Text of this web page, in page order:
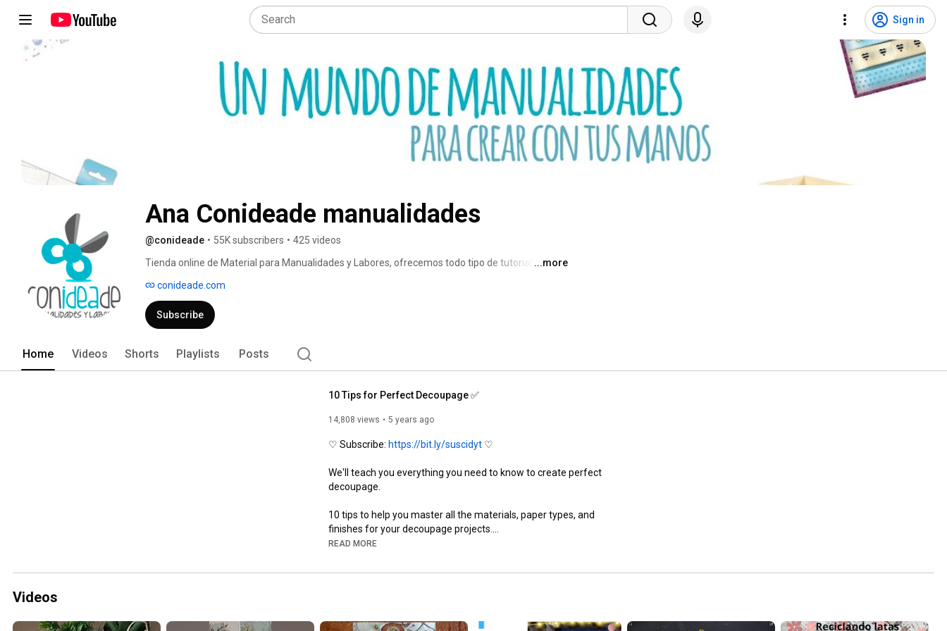
Sign in
Ana Conideade manualidades
@conideade • 55K subscribers • 425 videos
Tienda online de Material para Manualidades y Labores, ofrecemos todo tipo de tutoriales y
Patchwork, creaciones de bisutería, pasta para modelar, plástico mágico, etc..., así como
tutoriales de uso de productos y herramientas para manualidades.
...more
conideade.com
Subscribe
Home Videos Shorts Playlists Posts
10 Tips for Perfect Decoupage ✅
14,808 views 5 years ago
♡ Subscribe: https://bit.ly/suscidyt ♡
We'll teach you everything you need to know to create perfect
decoupage.
10 tips to help you master all the materials, paper types, and
finishes for your decoupage projects.
found in our online store: https://conideade.com/
- Rice paper: https://conideade.com/227-papel-de-arroz
READ MORE
Videos